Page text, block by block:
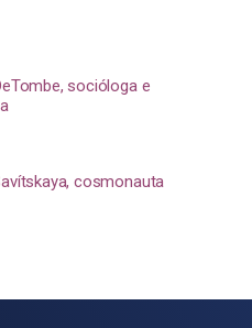
socióloga e
cosmonauta